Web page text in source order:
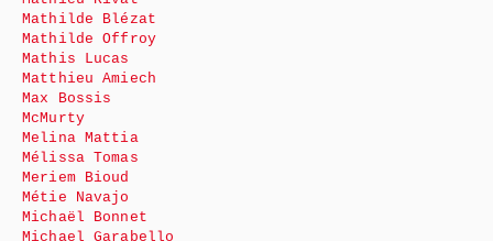
Mathilde Blézat
Mathilde Offroy
Mathis Lucas
Matthieu Amiech
Max Bossis
McMurty
Melina Mattia
Mélissa Tomas
Meriem Bioud
Métie Navajo
Michaël Bonnet
Michael Garabello